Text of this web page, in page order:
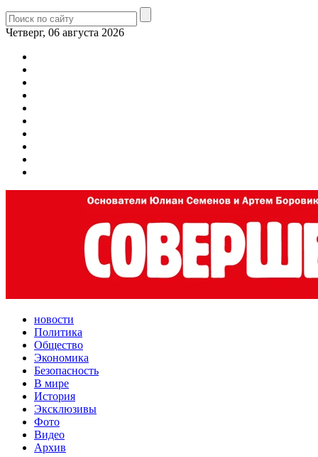
Четверг, 06 августа 2026
новости
Политика
Общество
Экономика
Безопасность
В мире
История
Эксклюзивы
Фото
Видео
Архив